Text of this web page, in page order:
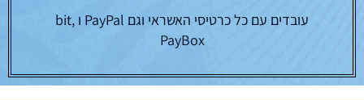
עובדים עם כל כרטיסי האשראי וגם PayPal ו bit,
PayBox